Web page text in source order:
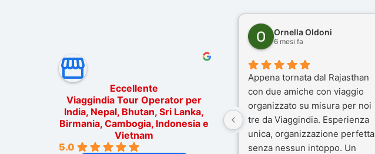
Eccellente
Viaggindia Tour Operator per
India, Nepal, Bhutan, Sri Lanka,
Birmania, Cambogia, Indonesia e
Vietnam
5.0
Ornella Oldoni
6 mesi fa
Appena tornata dal Rajasthan
con due amiche con viaggio
organizzato su misura per noi
tre da Viaggindia. Esperienza
unica, organizzazione perfetta
senza nessun intoppo. Un